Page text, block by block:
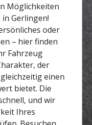
Möglichkeiten
Gerlingen!
oder
– hier finden
Fahrzeug
der
einen
bietet. Die
und wir
Ihres